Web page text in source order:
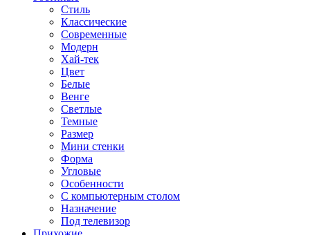
Стиль
Классические
Современные
Модерн
Хай-тек
Цвет
Белые
Венге
Светлые
Темные
Размер
Мини стенки
Форма
Угловые
Особенности
С компьютерным столом
Назначение
Под телевизор